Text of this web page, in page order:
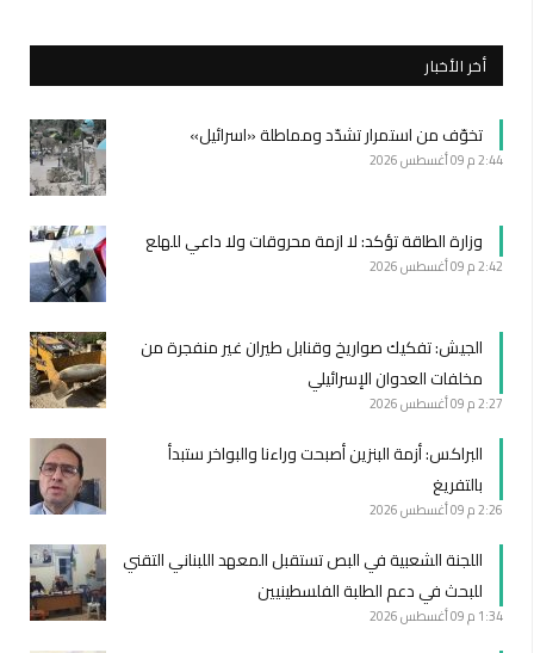
أخر الأخبار
تخوّف من استمرار تشدّد ومماطلة «اسرائيل»
2:44 م 09 أغسطس 2026
وزارة الطاقة تؤكد: لا ازمة محروقات ولا داعي للهلع
2:42 م 09 أغسطس 2026
الجيش: تفكيك صواريخ وقنابل طيران غير منفجرة من
مخلفات العدوان الإسرائيلي
2:27 م 09 أغسطس 2026
البراكس: أزمة البنزين أصبحت وراءنا والبواخر ستبدأ
بالتفريغ
2:26 م 09 أغسطس 2026
اللجنة الشعبية في البص تستقبل المعهد اللبناني التقني
للبحث في دعم الطلبة الفلسطينيين
1:34 م 09 أغسطس 2026